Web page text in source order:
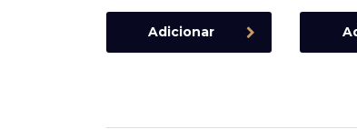
Adicionar